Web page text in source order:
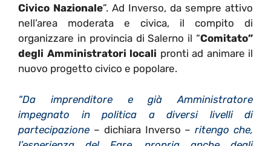
Civico Nazionale”. Ad Inverso, da sempre attivo
nell’area moderata e civica, il compito di
organizzare in provincia di Salerno il “Comitato”
degli Amministratori locali pronti ad animare il
nuovo progetto civico e popolare.
“Da imprenditore e già Amministratore
impegnato in politica a diversi livelli di
partecipazione – dichiara Inverso –ritengo che,